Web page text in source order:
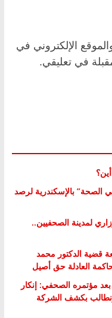
الإلكتروني في
في تعليقي.
بالإسكندرية لرصد
لمدينة الصحفيين..
قضية الدكتور محمد
العادلة حق أصيل
مؤتمره الصحفي: إنكار
ونطالب بكشف الشركة